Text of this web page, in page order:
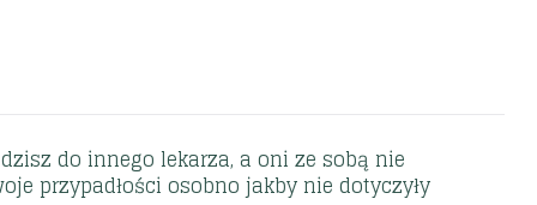
do innego lekarza, a oni ze sobą nie
przypadłości osobno jakby nie dotyczyły